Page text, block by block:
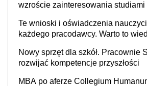
wzroście zainteresowania studiami
Te wnioski i oświadczenia
każdego pracodawcy. Warto to
Nowy sprzęt dla szkół. Pracownie
rozwijać kompetencje przyszłości
MBA po aferze Collegium